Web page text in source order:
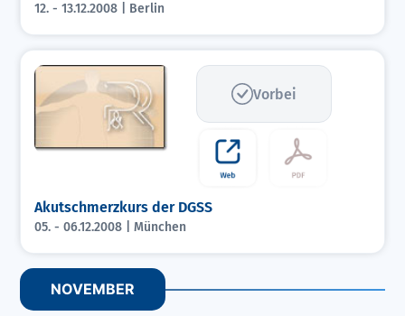
12. - 13.12.2008 | Berlin
Vorbei
Akutschmerzkurs der DGSS
05. - 06.12.2008 | München
NOVEMBER